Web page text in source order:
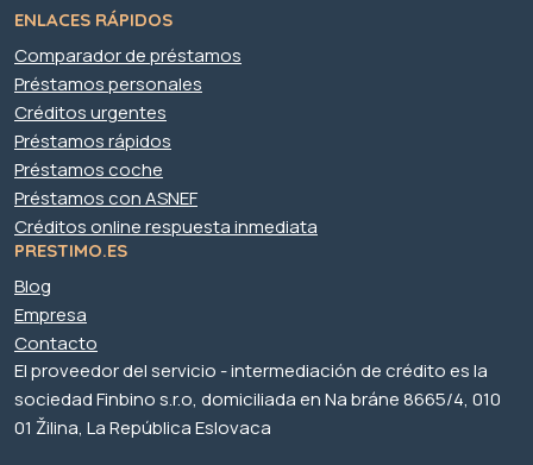
ENLACES RÁPIDOS
Comparador de préstamos
Préstamos personales
Créditos urgentes
Préstamos rápidos
Préstamos coche
Préstamos con ASNEF
Créditos online respuesta inmediata
PRESTIMO.ES
Blog
Empresa
Contacto
El proveedor del servicio - intermediación de crédito es la
sociedad Finbino s.r.o, domiciliada en Na bráne 8665/4, 010
01 Žilina, La República Eslovaca